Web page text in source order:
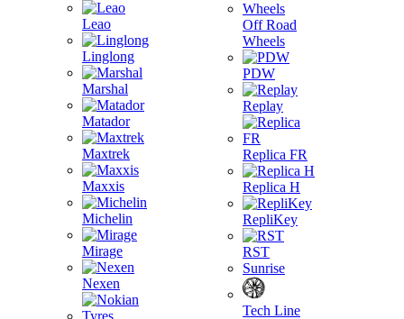
Leao
Linglong
Marshal
Matador
Maxtrek
Maxxis
Michelin
Mirage
Nexen
Off Road
Wheels
PDW
Replay
Replica FR
Replica H
RepliKey
RST
Sunrise
Tech Line